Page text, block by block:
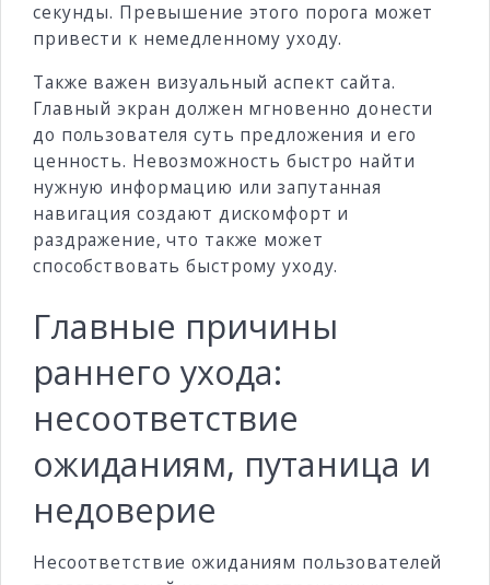
секунды. Превышение этого порога может
привести к немедленному уходу.
Также важен визуальный аспект сайта.
Главный экран должен мгновенно донести
до пользователя суть предложения и его
ценность. Невозможность быстро найти
нужную информацию или запутанная
навигация создают дискомфорт и
раздражение, что также может
способствовать быстрому уходу.
Главные причины
раннего ухода:
несоответствие
ожиданиям, путаница и
недоверие
Несоответствие ожиданиям пользователей